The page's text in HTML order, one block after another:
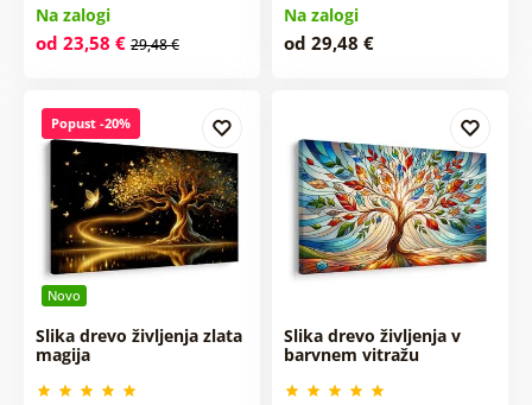
Slike z napisi in
Slike vesolje in
Slike ljubezen
Slike avtomobili Dovido challenge
Božične in zimske
Na zalogi
od 23,58 € 29,48 €
Na zalogi
od 29,48 €
Novo
Popust -20%
Slika drevo življenja zlata
magija
Slika drevo življenja v
barvnem vitražu